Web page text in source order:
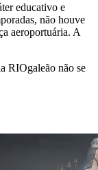
educativo e
não houve
aeroportuária. A
RIOgaleão não se